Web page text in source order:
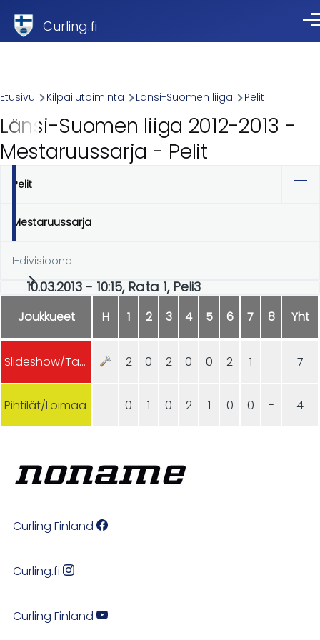
Curling.fi
Breadcrumb
Etusivu Kilpailutoiminta Länsi-Suomen liiga Pelit
Länsi-Suomen liiga 2012-2013 -
Mestaruussarja - Pelit
Ensisijaiset
välilehdet
Pelit
Mestaruussarja
I-divisioona
10.03.2013 - 10:15, Rata 1, Peli3
Joukkueet H 1 2 3 4 5 6 7 8 Yht
Slideshow/TaCu 2 0 2 0 0 2 1 - 7
Pihtilät/Loimaa 0 1 0 2 1 0 0 - 4
Curling Finland
Curling.fi
Curling Finland